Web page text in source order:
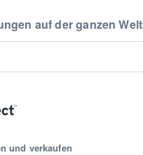
und verkaufen
auf der ganzen Welt